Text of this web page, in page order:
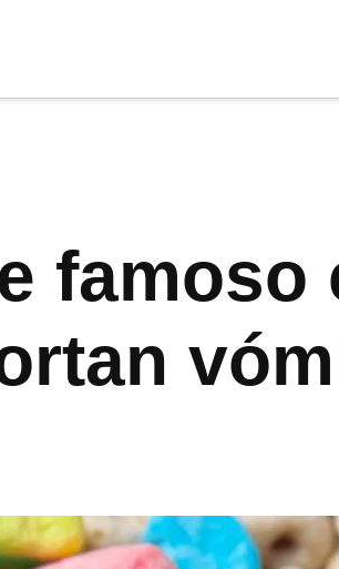
famoso